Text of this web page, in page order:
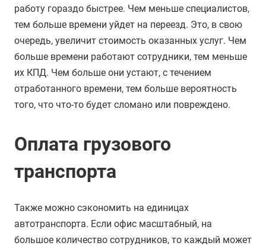
работу гораздо быстрее. Чем меньше специалистов,
тем больше времени уйдет на переезд. Это, в свою
очередь, увеличит стоимость оказанных услуг. Чем
больше времени работают сотрудники, тем меньше
их КПД. Чем больше они устают, с течением
отработанного времени, тем больше вероятность
того, что что-то будет сломано или повреждено.
Оплата грузового
транспорта
Также можно сэкономить на единицах
автотранспорта. Если офис масштабный, на
большое количество сотрудников, то каждый может